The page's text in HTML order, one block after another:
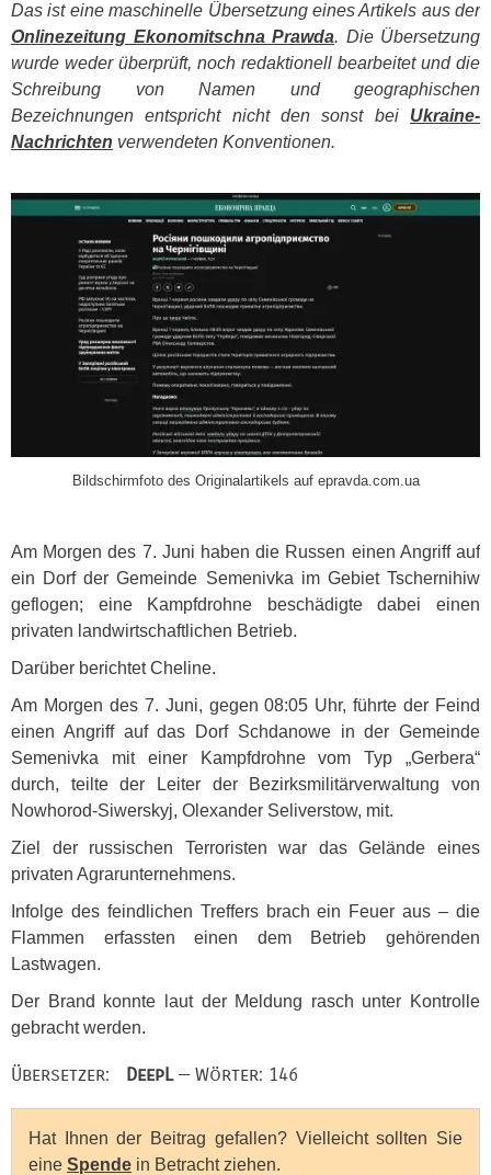
Das ist eine maschinelle Übersetzung eines Artikels aus der
Onlinezeitung Ekonomitschna Prawda. Die Übersetzung
wurde weder überprüft, noch redaktionell bearbeitet und die
Schreibung von Namen und geographischen
Bezeichnungen entspricht nicht den sonst bei Ukraine-
Nachrichten verwendeten Konventionen.
Bildschirmfoto des Originalartikels auf epravda.com.ua
Am Morgen des 7. Juni haben die Russen einen Angriff auf
ein Dorf der Gemeinde Semenivka im Gebiet Tschernihiw
geflogen; eine Kampfdrohne beschädigte dabei einen
privaten landwirtschaftlichen Betrieb.
Darüber berichtet Cheline.
Am Morgen des 7. Juni, gegen 08:05 Uhr, führte der Feind
einen Angriff auf das Dorf Schdanowe in der Gemeinde
Semenivka mit einer Kampfdrohne vom Typ „Gerbera“
durch, teilte der Leiter der Bezirksmilitärverwaltung von
Nowhorod-Siwerskyj, Olexander Seliverstow, mit.
Ziel der russischen Terroristen war das Gelände eines
privaten Agrarunternehmens.
Infolge des feindlichen Treffers brach ein Feuer aus – die
Flammen erfassten einen dem Betrieb gehörenden
Lastwagen.
Der Brand konnte laut der Meldung rasch unter Kontrolle
gebracht werden.
Übersetzer: DeepL— Wörter: 146
Hat Ihnen der Beitrag gefallen? Vielleicht sollten Sie
eine Spende in Betracht ziehen.